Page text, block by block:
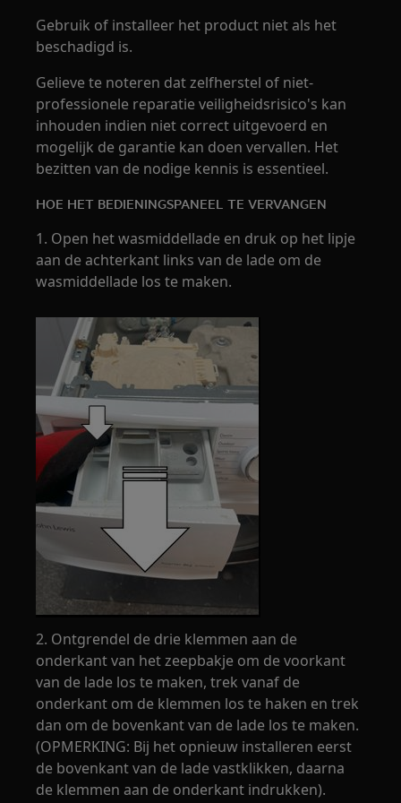
Gebruik of installeer het product niet als het
beschadigd is.
Gelieve te noteren dat zelfherstel of niet-
professionele reparatie veiligheidsrisico's kan
inhouden indien niet correct uitgevoerd en
mogelijk de garantie kan doen vervallen. Het
bezitten van de nodige kennis is essentieel.
HOE HET BEDIENINGSPANEEL TE VERVANGEN
1. Open het wasmiddellade en druk op het lipje
aan de achterkant links van de lade om de
wasmiddellade los te maken.
2. Ontgrendel de drie klemmen aan de
onderkant van het zeepbakje om de voorkant
van de lade los te maken, trek vanaf de
onderkant om de klemmen los te haken en trek
dan om de bovenkant van de lade los te maken.
(OPMERKING: Bij het opnieuw installeren eerst
de bovenkant van de lade vastklikken, daarna
de klemmen aan de onderkant indrukken).